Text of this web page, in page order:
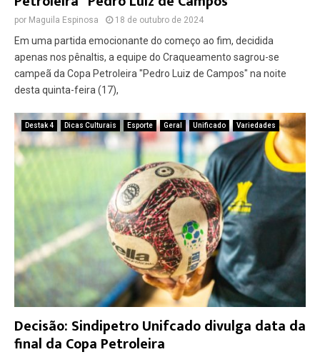
por Maguila Espinosa 18 de outubro de 2024
Em uma partida emocionante do começo ao fim, decidida
apenas nos pênaltis, a equipe do Craqueamento sagrou-se
campeã da Copa Petroleira "Pedro Luiz de Campos" na noite
desta quinta-feira (17),
Destak 4 Dicas Culturais Esporte Geral Unificado Variedades
Decisão: Sindipetro Unifcado divulga data da
final da Copa Petroleira